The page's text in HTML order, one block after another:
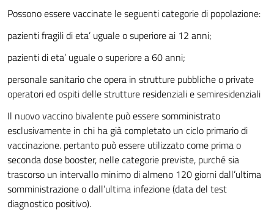
Possono essere vaccinate le seguenti categorie di popolazione:
pazienti fragili di eta’ uguale o superiore ai 12 anni;
pazienti di eta’ uguale o superiore a 60 anni;
personale sanitario che opera in strutture pubbliche o private
operatori ed ospiti delle strutture residenziali e semiresidenziali
Il nuovo vaccino bivalente può essere somministrato
esclusivamente in chi ha già completato un ciclo primario di
vaccinazione. pertanto può essere utilizzato come prima o
seconda dose booster, nelle categorie previste, purché sia
trascorso un intervallo minimo di almeno 120 giorni dall’ultima
somministrazione o dall’ultima infezione (data del test
diagnostico positivo).